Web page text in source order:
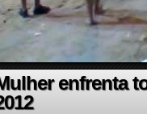
enfrenta